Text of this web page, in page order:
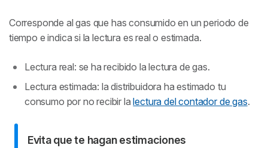
Corresponde al gas que has consumido en un periodo de
tiempo e indica si la lectura es real o estimada.
Lectura real: se ha recibido la lectura de gas.
Lectura estimada: la distribuidora ha estimado tu
consumo por no recibir lalectura del contador de gas.
Evita que te hagan estimaciones